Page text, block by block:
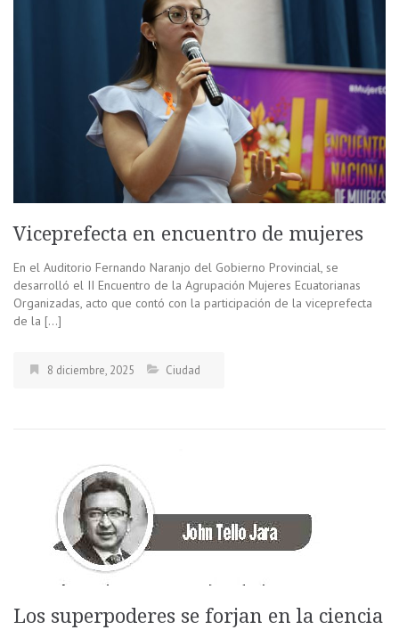
Viceprefecta en encuentro de mujeres
En el Auditorio Fernando Naranjo del Gobierno Provincial, se
desarrolló el II Encuentro de la Agrupación Mujeres Ecuatorianas
Organizadas, acto que contó con la participación de la viceprefecta
de la […]
8 diciembre, 2025 Ciudad
Los superpoderes se forjan en la ciencia